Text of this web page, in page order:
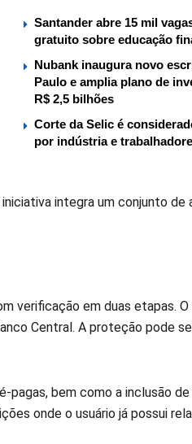
Santander abre 15 mil
gratuito sobre educação
Nubank inaugura novo
Paulo e amplia plano de
R$ 2,5 bilhões
Corte da Selic é
por indústria e
integra um conjunto
verificação em duas etapas.
Central. A proteção pode
pagas, bem como a inclusão
onde o usuário já possui